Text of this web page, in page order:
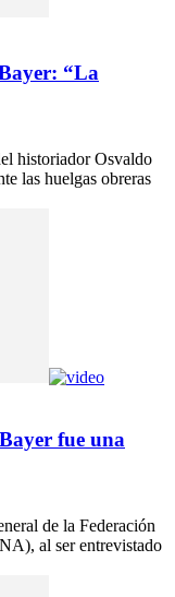
“La
historiador Osvaldo
las huelgas obreras
fue una
de la Federación
al ser entrevistado